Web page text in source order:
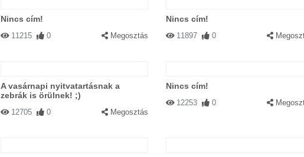
Nincs cím!
11215 0 Megosztás
Nincs cím!
11897 0
A vasárnapi nyitvatartásnak a
zebrák is örülnek! ;)
12705 0 Megosztás
Nincs cím!
12253 0